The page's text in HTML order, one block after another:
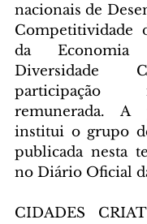
nacionais de
Competitividade
da
Diversidade
remunerada. A
institui o grupo
publicada nesta
no Diário Oficial
CIDADES